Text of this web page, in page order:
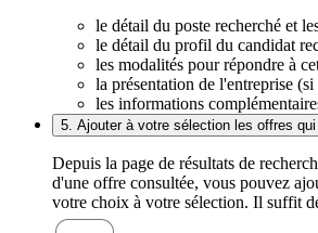
le détail du poste recherché et
le détail du profil du candidat
les modalités pour répondre à
la présentation de l'entreprise (si
les informations
5. Ajouter à votre sélection les offres
Depuis la page de résultats de
d'une offre consultée, vous pouvez
votre choix à votre sélection. Il suffit